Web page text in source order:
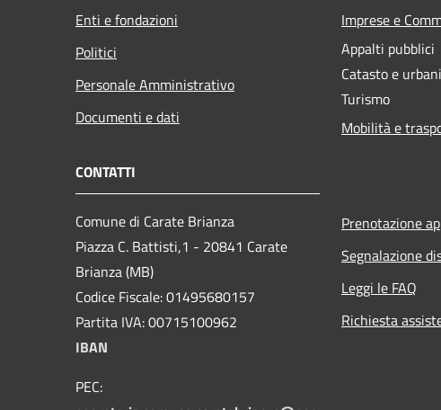
Enti e fondazioni
Politici
Personale Amministrativo
Documenti e dati
Imprese e
Appalti pubblici
Catasto e
Turismo
Mobilità e
CONTATTI
Comune di Carate Brianza
Piazza C. Battisti,1 - 20841 Carate
Brianza (MB)
Codice Fiscale: 01495680157
Partita IVA: 00715100962
IBAN
PEC:
Prenotazione
Segnalazione
Leggi le FAQ
Richiesta